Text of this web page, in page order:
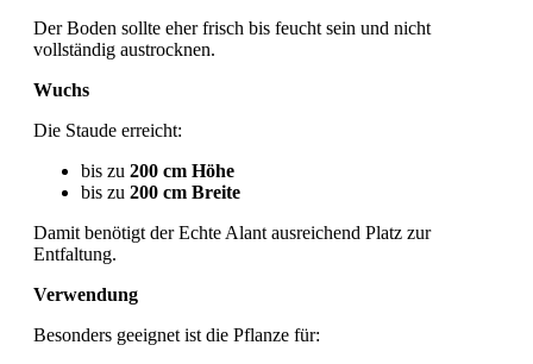
Der Boden sollte eher frisch bis feucht sein und nicht
vollständig austrocknen.
Wuchs
Die Staude erreicht:
bis zu 200 cm Höhe
bis zu 200 cm Breite
Damit benötigt der Echte Alant ausreichend Platz zur
Entfaltung.
Verwendung
Besonders geeignet ist die Pflanze für: